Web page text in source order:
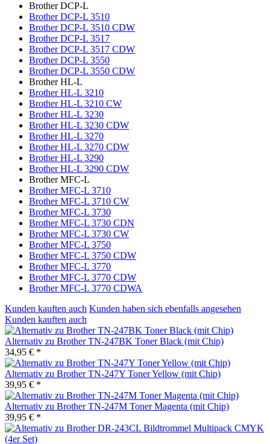
Brother DCP-L
Brother DCP-L 3510
Brother DCP-L 3510 CDW
Brother DCP-L 3517
Brother DCP-L 3517 CDW
Brother DCP-L 3550
Brother DCP-L 3550 CDW
Brother HL-L
Brother HL-L 3210
Brother HL-L 3210 CW
Brother HL-L 3230
Brother HL-L 3230 CDW
Brother HL-L 3270
Brother HL-L 3270 CDW
Brother HL-L 3290
Brother HL-L 3290 CDW
Brother MFC-L
Brother MFC-L 3710
Brother MFC-L 3710 CW
Brother MFC-L 3730
Brother MFC-L 3730 CDN
Brother MFC-L 3730 CW
Brother MFC-L 3750
Brother MFC-L 3750 CDW
Brother MFC-L 3770
Brother MFC-L 3770 CDW
Brother MFC-L 3770 CDWA
Kunden kauften auch Kunden haben sich ebenfalls angesehen
Kunden kauften auch
Alternativ zu Brother TN-247BK Toner Black (mit Chip)
34,95 € *
Alternativ zu Brother TN-247Y Toner Yellow (mit Chip)
39,95 € *
Alternativ zu Brother TN-247M Toner Magenta (mit Chip)
39,95 € *